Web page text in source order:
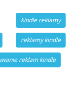
kindle reklamy
reklamy kindle
reklam kindle